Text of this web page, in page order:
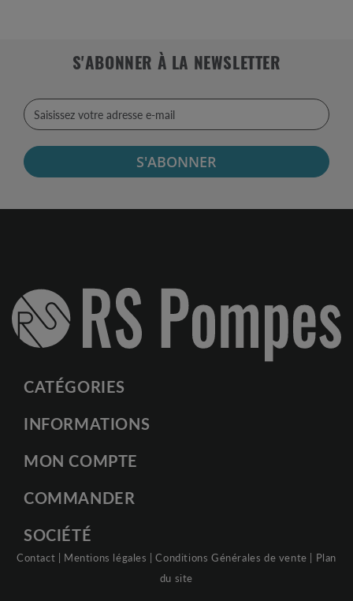
S'ABONNER À LA NEWSLETTER
S'ABONNER
CATÉGORIES
INFORMATIONS
MON COMPTE
COMMANDER
SOCIÉTÉ
Contact | Mentions légales |Conditions Générales de vente | Plan
du site